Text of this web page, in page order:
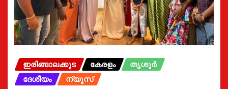
ഇരിങ്ങാലക്കുട കേരളം
തൃശൂർ
ദേശീയം
ന്യൂസ്